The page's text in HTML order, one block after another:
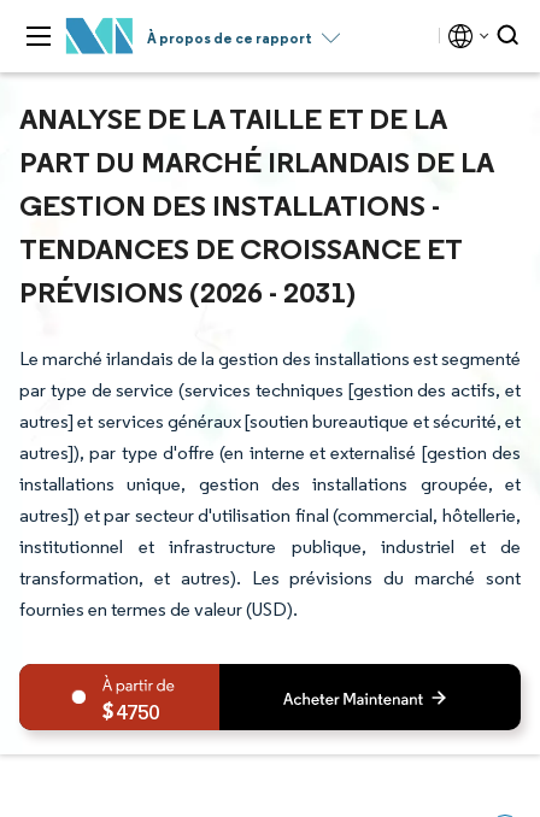
À propos de ce rapport
ANALYSE DE LA TAILLE ET DE LA
PART DU MARCHÉ IRLANDAIS DE LA
GESTION DES INSTALLATIONS -
TENDANCES DE CROISSANCE ET
PRÉVISIONS (2026 - 2031)
Le marché irlandais de la gestion des installations est segmenté
par type de service (services techniques [gestion des actifs, et
autres] et services généraux [soutien bureautique et sécurité, et
autres]), par type d'offre (en interne et externalisé [gestion des
installations unique, gestion des installations groupée, et
autres]) et par secteur d'utilisation final (commercial, hôtellerie,
institutionnel et infrastructure publique, industriel et de
transformation, et autres). Les prévisions du marché sont
fournies en termes de valeur (USD).
4750